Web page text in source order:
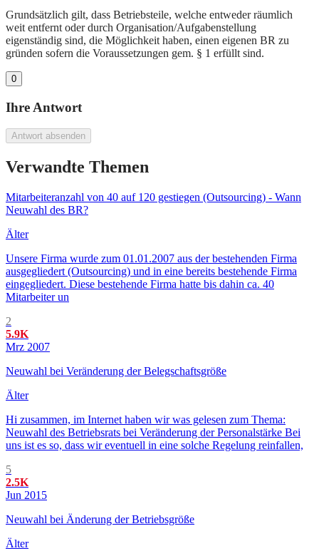
Grundsätzlich gilt, dass Betriebsteile, welche entweder räumlich
weit entfernt oder durch Organisation/Aufgabenstellung
eigenständig sind, die Möglichkeit haben, einen eigenen BR zu
gründen sofern die Voraussetzungen gem. § 1 erfüllt sind.
0
Ihre Antwort
Antwort absenden
Verwandte Themen
Mitarbeiteranzahl von 40 auf 120 gestiegen (Outsourcing) - Wann
Neuwahl des BR?
Älter
Unsere Firma wurde zum 01.01.2007 aus der bestehenden Firma
ausgegliedert (Outsourcing) und in eine bereits bestehende Firma
eingegliedert. Diese bestehende Firma hatte bis dahin ca. 40
Mitarbeiter un
2
5.9K
Mrz 2007
Neuwahl bei Veränderung der Belegschaftsgröße
Älter
Hi zusammen, im Internet haben wir was gelesen zum Thema:
Neuwahl des Betriebsrats bei Veränderung der Personalstärke Bei
uns ist es so, dass wir eventuell in eine solche Regelung reinfallen,
5
2.5K
Jun 2015
Neuwahl bei Änderung der Betriebsgröße
Älter